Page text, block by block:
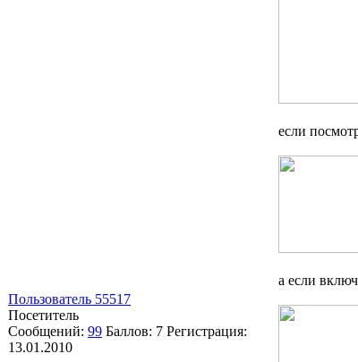
Пользователь 55517
Посетитель
Сообщений: 99 Баллов: 7 Регистрация:
13.01.2010
если
а если